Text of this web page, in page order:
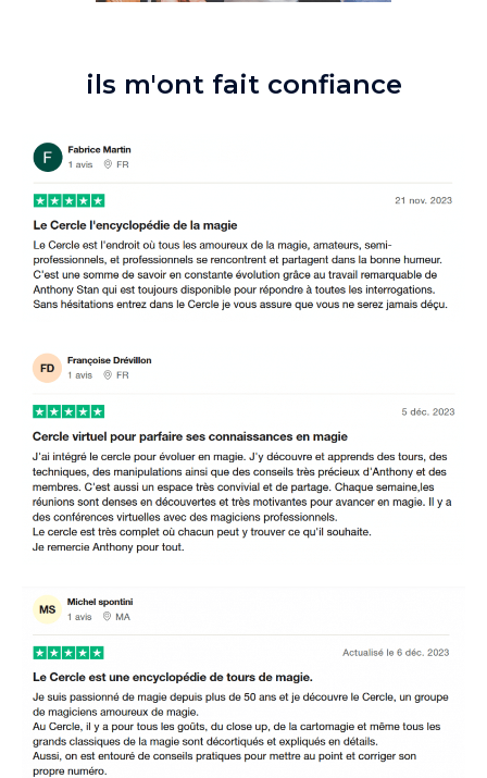
ils m'ont fait confiance